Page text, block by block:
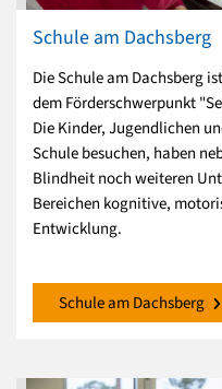
Schule am Dachsberg
Die Schule am Dachsberg
dem Förderschwerpunkt
Die Kinder, Jugendlichen
Schule besuchen, haben
Blindheit noch weiteren
Bereichen kognitive,
Entwicklung.
Schule am Dachsberg